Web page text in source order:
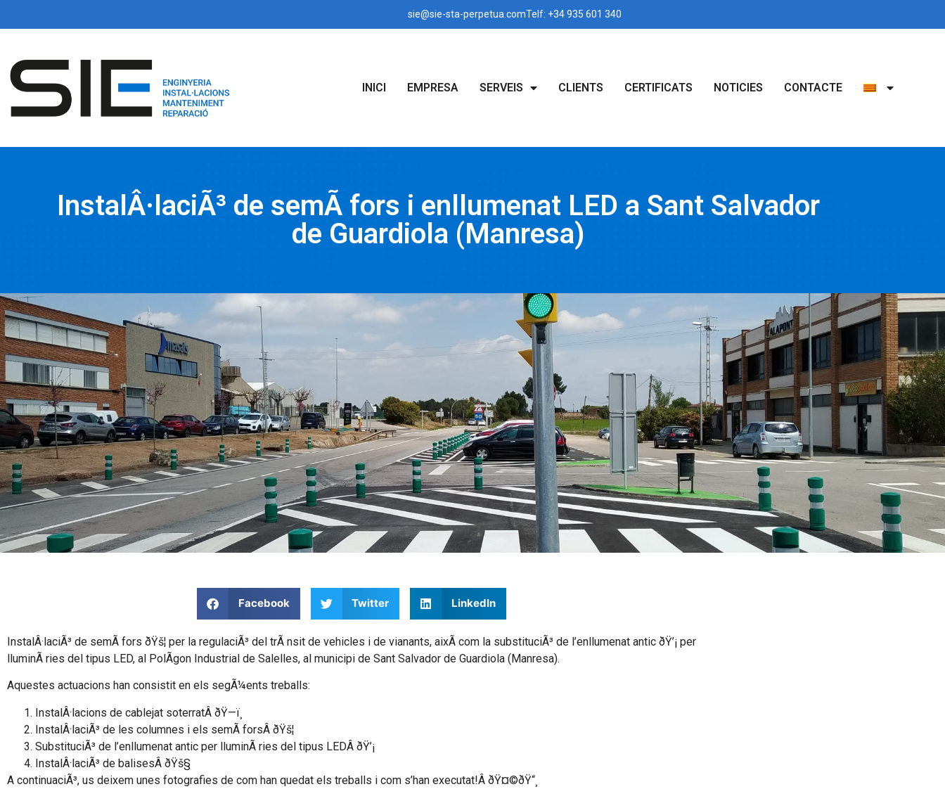
sie@sie-sta-perpetua.comTelf: +34 935 601 340
INICI EMPRESA SERVEIS CLIENTS CERTIFICATS NOTICIES CONTACTE
InstalÂ·laciÃ³ de semÃ fors i enllumenat LED a Sant Salvador
de Guardiola (Manresa)
Facebook Twitter LinkedIn
InstalÂ·laciÃ³ de semÃ fors ðŸš¦ per la regulaciÃ³ del trÃ nsit de vehicles i de vianants, aixÃ­ com la substituciÃ³ de l’enllumenat antic ðŸ’¡ per
lluminÃ ries del tipus LED, al PolÃ­gon Industrial de Salelles, al municipi de Sant Salvador de Guardiola (Manresa).
Aquestes actuacions han consistit en els segÃ¼ents treballs:
InstalÂ·lacions de cablejat soterratÂ ðŸ—ï¸
InstalÂ·laciÃ³ de les columnes i els semÃ forsÂ ðŸš¦
SubstituciÃ³ de l’enllumenat antic per lluminÃ ries del tipus LEDÂ ðŸ’¡
InstalÂ·laciÃ³ de balisesÂ ðŸš§
A continuaciÃ³, us deixem unes fotografies de com han quedat els treballs i com s’han executat!Â ðŸ¤©ðŸ“¸